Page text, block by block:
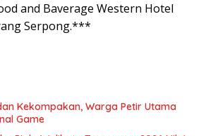
and Baverage Western Hotel
Serpong.***
Kekompakan, Warga Petir Utama
Game